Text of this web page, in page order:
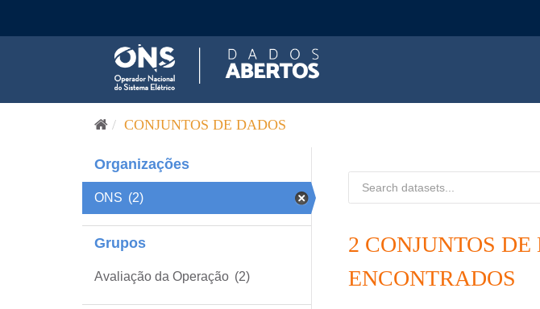
CONJUNTOS DE DADOS
Organizações
ONS (2)
Grupos
Avaliação da Operação (2)
2 CONJUNTOS DE
ENCONTRADOS